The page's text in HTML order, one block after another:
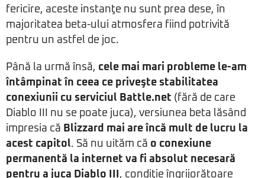
fericire, aceste instanţe nu sunt prea dese, în
majoritatea beta-ului atmosfera fiind potrivită
pentru un astfel de joc.
Până la urmă însă, cele mai mari probleme le-am
întâmpinat în ceea ce priveşte stabilitatea
conexiunii cu serviciul Battle.net (fără de care
Diablo III nu se poate juca), versiunea beta lăsând
impresia că Blizzard mai are încă mult de lucru la
acest capitol. Să nu uităm că o conexiune
permanentă la internet va fi absolut necesară
pentru a juca Diablo III , condiţie îngrijorătoare